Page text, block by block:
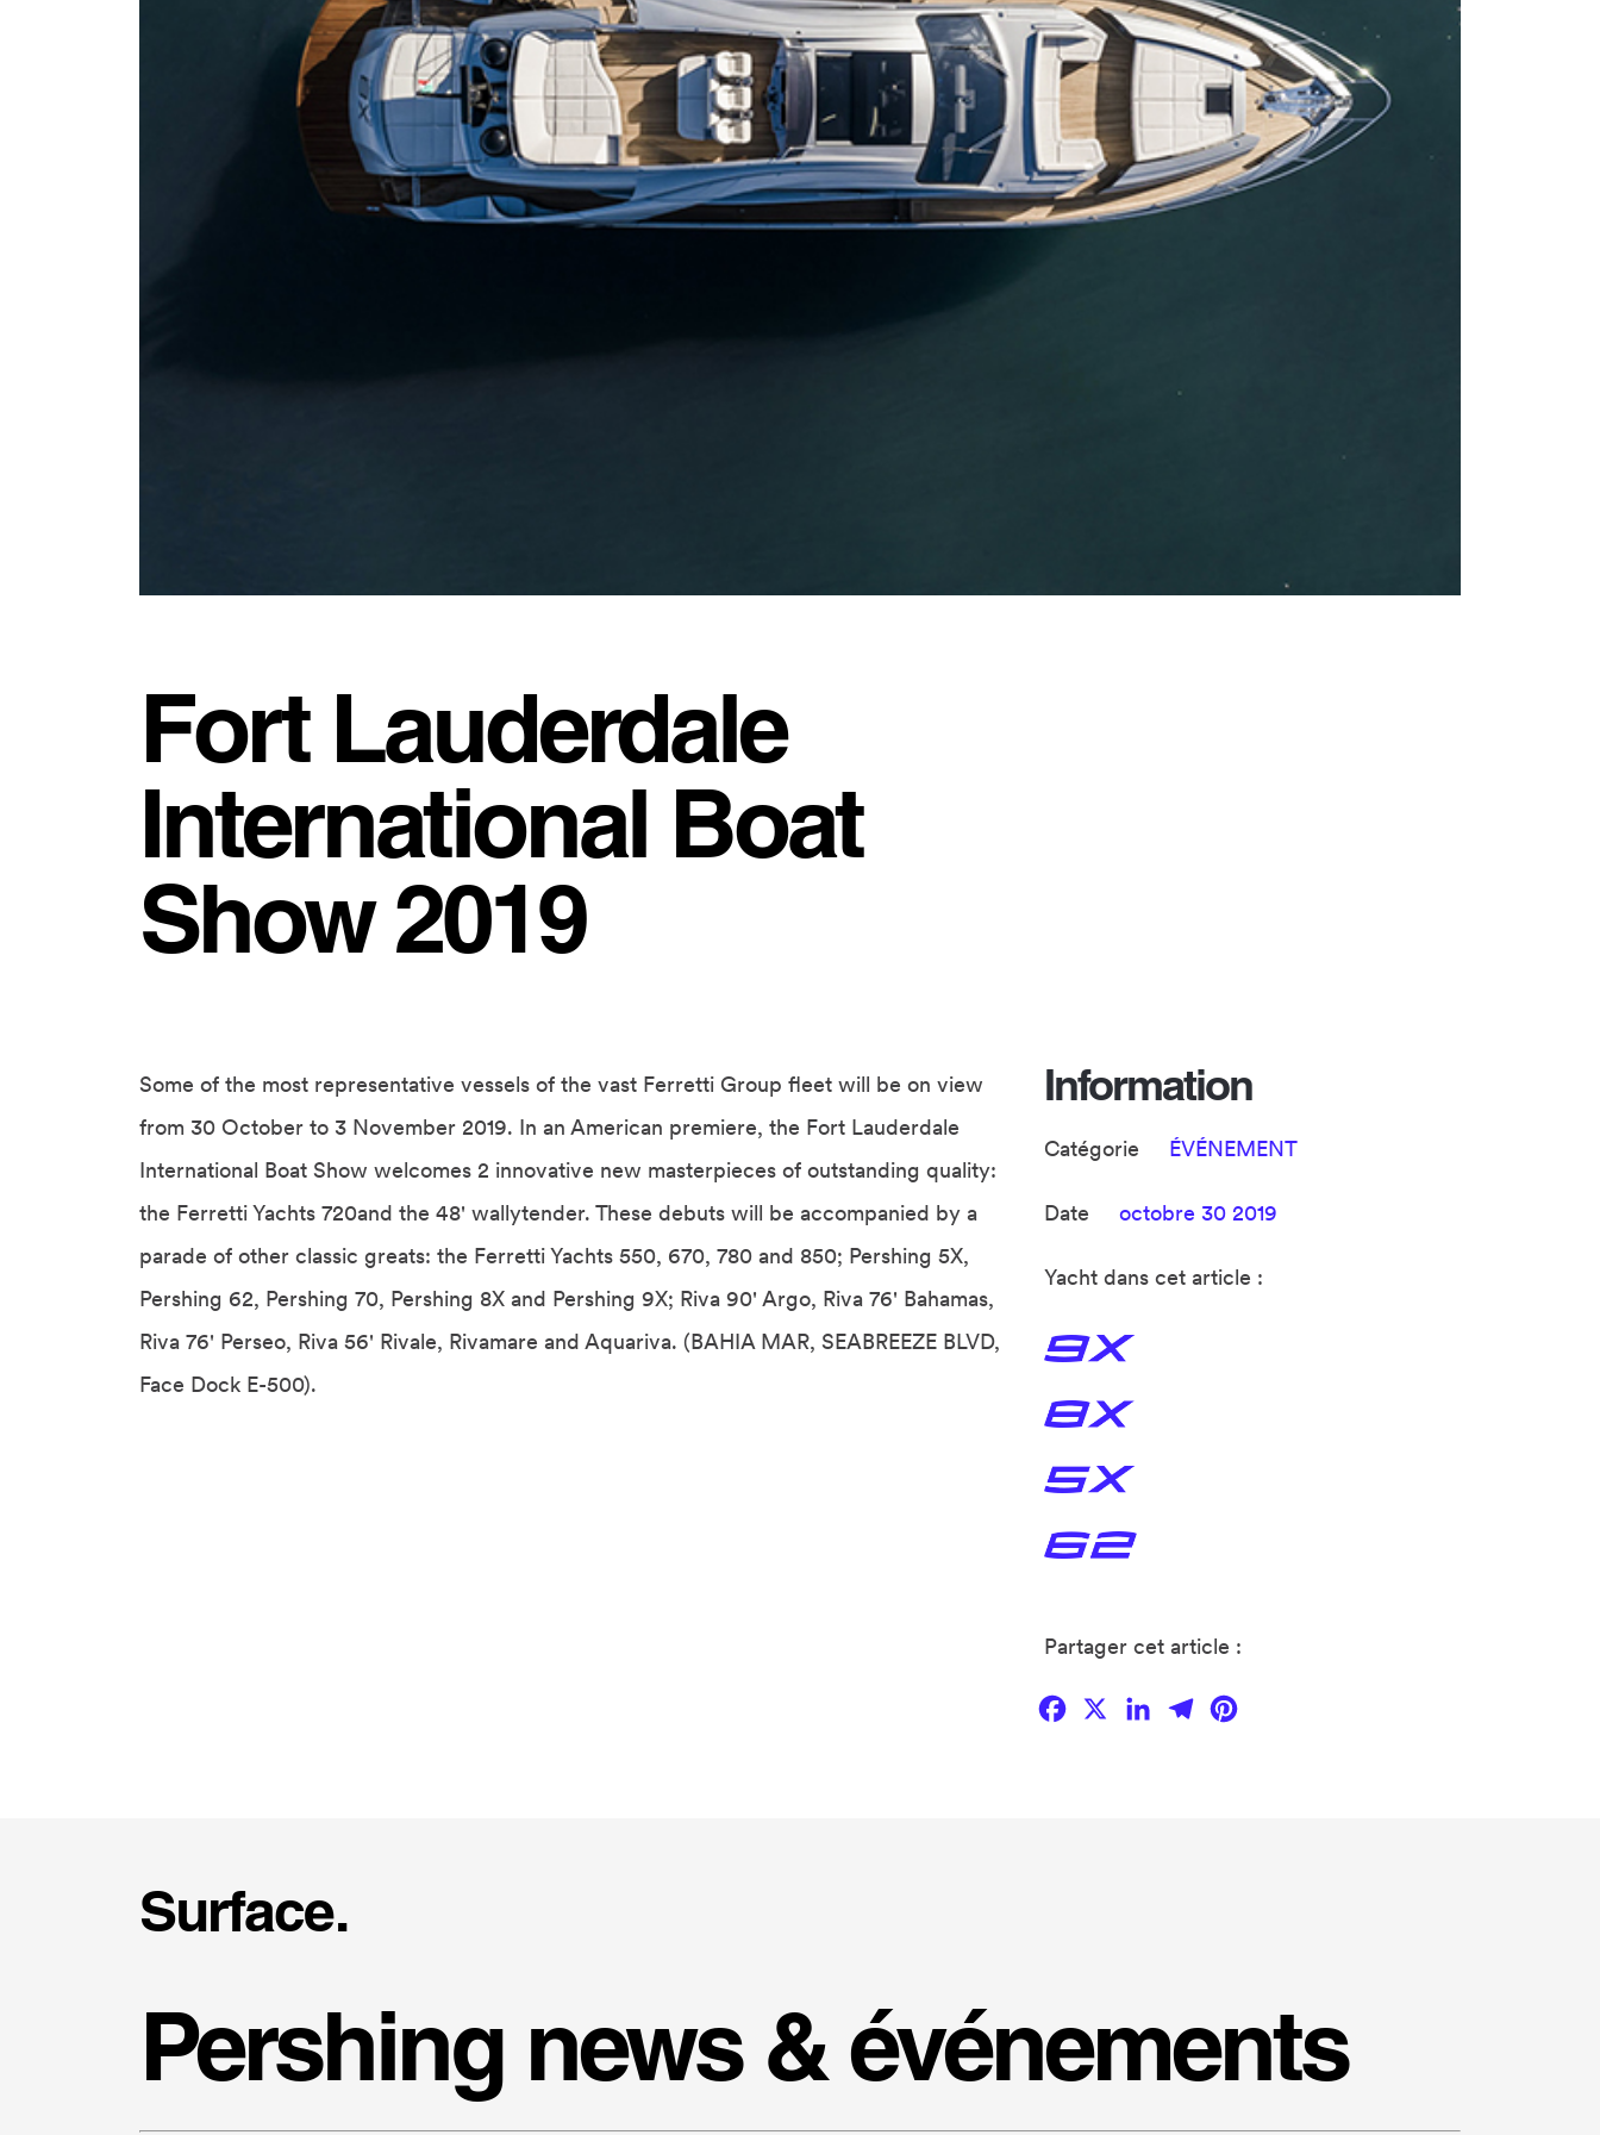
Fort Lauderdale
International Boat
Show 2019
Some of the most representative vessels of the vast Ferretti Group fleet will be on view
from 30 October to 3 November 2019. In an American premiere, the Fort Lauderdale
International Boat Show welcomes 2 innovative new masterpieces of outstanding quality:
the Ferretti Yachts 720and the 48' wallytender. These debuts will be accompanied by a
parade of other classic greats: the Ferretti Yachts 550, 670, 780 and 850; Pershing 5X,
Pershing 62, Pershing 70, Pershing 8X and Pershing 9X; Riva 90' Argo, Riva 76' Bahamas,
Riva 76' Perseo, Riva 56' Rivale, Rivamare and Aquariva. (BAHIA MAR, SEABREEZE BLVD,
Face Dock E-500).
Information
Catégorie ÉVÉNEMENT
Date octobre 30 2019
Yacht dans cet article :
Partager cet article :
Facebook
X LinkedIn
Telegram
Surface.
Pershing news & événements